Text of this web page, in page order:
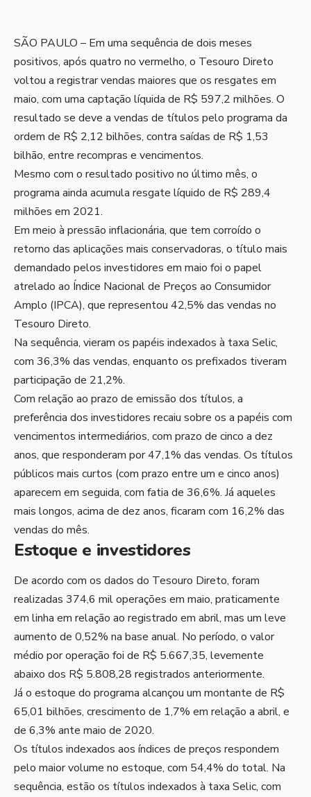
SÃO PAULO – Em uma sequência de dois meses
positivos, após quatro no vermelho, o Tesouro Direto
voltou a registrar vendas maiores que os resgates em
maio, com uma captação líquida de R$ 597,2 milhões. O
resultado se deve a vendas de títulos pelo programa da
ordem de R$ 2,12 bilhões, contra saídas de R$ 1,53
bilhão, entre recompras e vencimentos.
Mesmo com o resultado positivo no último mês, o
programa ainda acumula resgate líquido de R$ 289,4
milhões em 2021.
Em meio à pressão inflacionária, que tem corroído o
retorno das aplicações mais conservadoras, o título mais
demandado pelos investidores em maio foi o papel
atrelado ao Índice Nacional de Preços ao Consumidor
Amplo (IPCA), que representou 42,5% das vendas no
Tesouro Direto.
Na sequência, vieram os papéis indexados à taxa Selic,
com 36,3% das vendas, enquanto os prefixados tiveram
participação de 21,2%.
Com relação ao prazo de emissão dos títulos, a
preferência dos investidores recaiu sobre os a papéis com
vencimentos intermediários, com prazo de cinco a dez
anos, que responderam por 47,1% das vendas. Os títulos
públicos mais curtos (com prazo entre um e cinco anos)
aparecem em seguida, com fatia de 36,6%. Já aqueles
mais longos, acima de dez anos, ficaram com 16,2% das
vendas do mês.
Estoque e investidores
De acordo com os dados do Tesouro Direto, foram
realizadas 374,6 mil operações em maio, praticamente
em linha em relação ao registrado em abril, mas um leve
aumento de 0,52% na base anual. No período, o valor
médio por operação foi de R$ 5.667,35, levemente
abaixo dos R$ 5.808,28 registrados anteriormente.
Já o estoque do programa alcançou um montante de R$
65,01 bilhões, crescimento de 1,7% em relação a abril, e
de 6,3% ante maio de 2020.
Os títulos indexados aos índices de preços respondem
pelo maior volume no estoque, com 54,4% do total. Na
sequência, estão os títulos indexados à taxa Selic, com